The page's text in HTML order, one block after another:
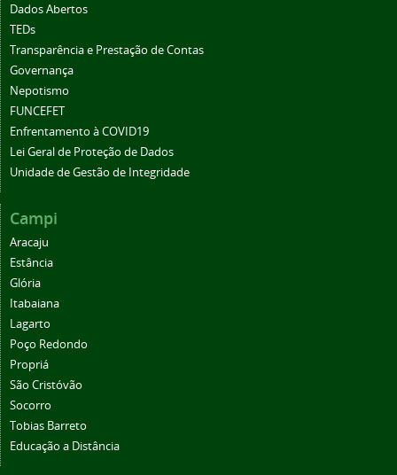
Dados Abertos
TEDs
Transparência e Prestação de Contas
Governança
Nepotismo
FUNCEFET
Enfrentamento à COVID19
Lei Geral de Proteção de Dados
Unidade de Gestão de Integridade
Campi
Aracaju
Estância
Glória
Itabaiana
Lagarto
Poço Redondo
Propriá
São Cristóvão
Socorro
Tobias Barreto
Educação a Distância